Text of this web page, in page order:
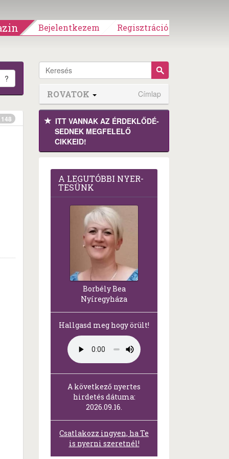
Bejelentkezem Regisztráció
?
148
ROVATOK Címlap
ITT VANNAK AZ ÉRDEK­LŐDÉ­
SEDNEK MEGFE­LELŐ
CIKKEID!
A LEG­U­TÓB­BI NYER­
TE­SÜNK
Borbély Bea
Nyíregyháza
Hallgasd meg hogy örült!
A következő nyertes
hirdetés dátuma:
2026.09.16.
Csatlakozz ingyen, ha Te
is nyerni szeretnél!